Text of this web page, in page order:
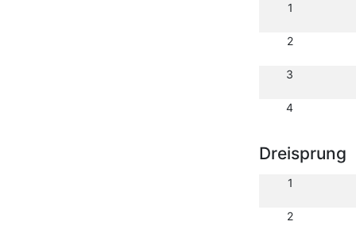
1
2
3
4
Dreisprung
1
2